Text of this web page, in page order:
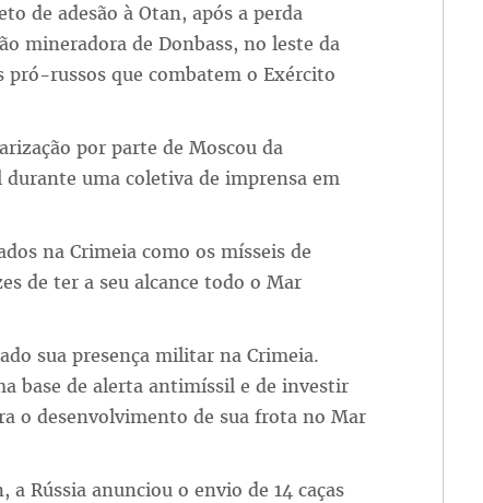
de adesão à Otan, após a perda
mineradora de Donbass, no leste da
russos que combatem o Exército
por parte de Moscou da
uma coletiva de imprensa em
na Crimeia como os mísseis de
de ter a seu alcance todo o Mar
sua presença militar na Crimeia.
base de alerta antimíssil e de investir
o desenvolvimento de sua frota no Mar
Rússia anunciou o envio de 14 caças